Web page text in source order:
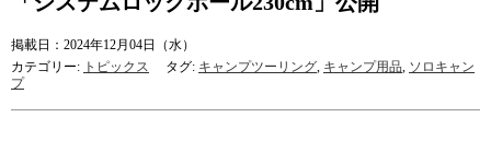
掲載日：2024年12月04日（水）
カテゴリー: トピックス タグ: キャンプツーリング, キャンプ用品, ソロキャン
プ